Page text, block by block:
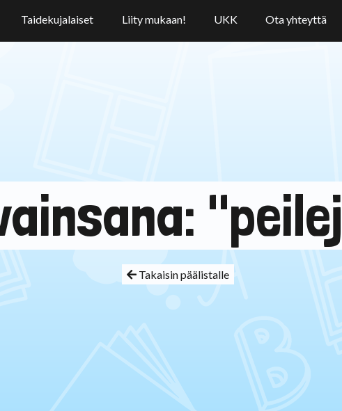
Taidekujalaiset Liity mukaan! UKK Ota yhteyttä
Takaisin päälistalle